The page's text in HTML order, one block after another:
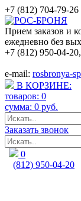
+7 (812) 704-79-26
Прием заказов и
ежедневно без
+7 (812) 950-04-20,
e-mail: rosbronya-
В КОРЗИНЕ:
товаров: 0
сумма: 0 руб.
Заказать звонок
0
(812) 950-04-20
rosbronya-